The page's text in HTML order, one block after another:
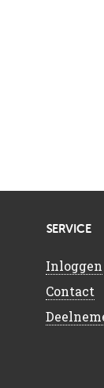
SERVICE
Inloggen
Contact